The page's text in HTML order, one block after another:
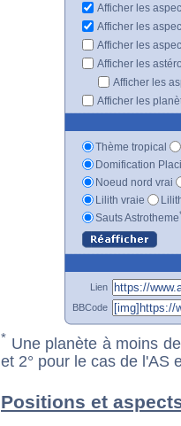
Afficher les
Afficher les
Afficher les
Afficher les
Afficher les
Afficher les
Thème tropical
Domification
Noeud nord vrai
Lilith vraie
Sauts Astrotheme
Lien
BBCode
* Une planète à moins
et 2° pour le cas de l'AS
Positions et